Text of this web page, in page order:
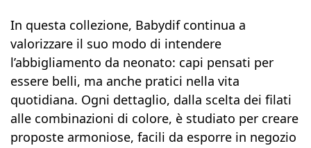
In questa collezione, Babydif continua a
valorizzare il suo modo di intendere
l’abbigliamento da neonato: capi pensati per
essere belli, ma anche pratici nella vita
quotidiana. Ogni dettaglio, dalla scelta dei filati
alle combinazioni di colore, è studiato per creare
proposte armoniose, facili da esporre in negozio